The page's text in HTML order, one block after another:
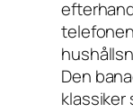
Den
klassiker